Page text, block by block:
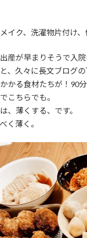
イク、洗濯物片付け、
産が早まりそうで入
、久々に長文ブログの
かる食材たちが！90
こちらでも。
、薄くする、です。
く薄く。